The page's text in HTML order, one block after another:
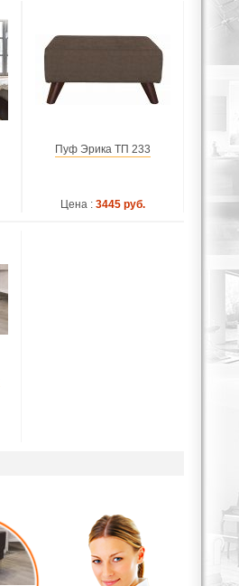
Пуф Эрика ТП 233
Цена : 3445 руб.